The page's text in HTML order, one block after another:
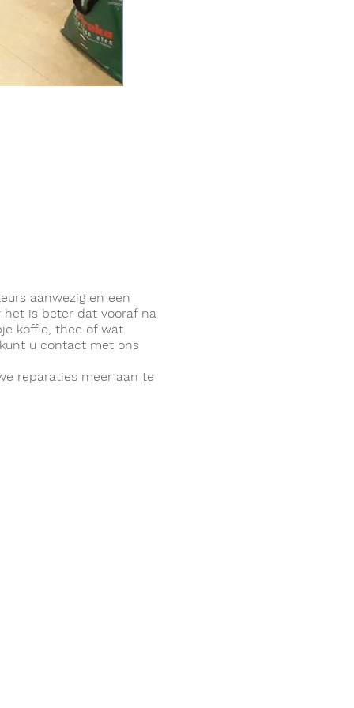
aanwezig en een
het is beter dat vooraf na
koffie, thee of wat
u contact met ons
reparaties meer aan te